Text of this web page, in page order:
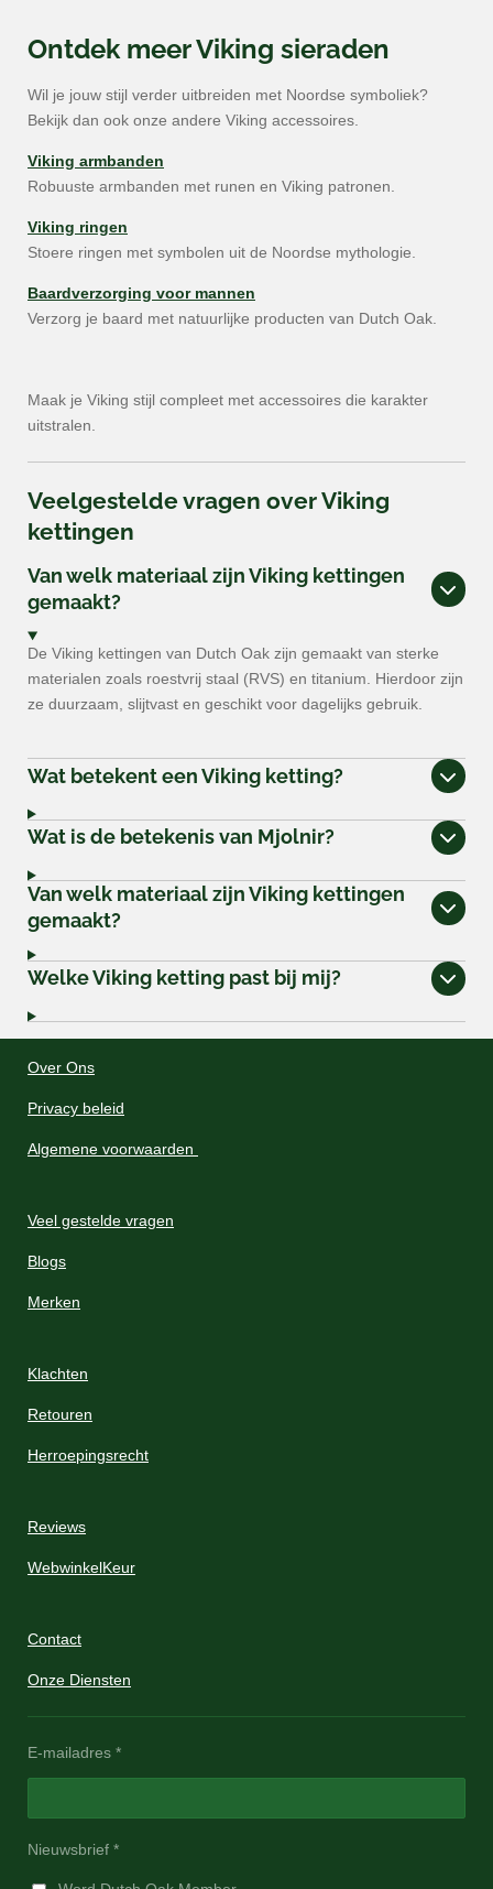
Ontdek meer Viking sieraden
Wil je jouw stijl verder uitbreiden met Noordse symboliek?
Bekijk dan ook onze andere Viking accessoires.
Viking armbanden
Robuuste armbanden met runen en Viking patronen.
Viking ringen
Stoere ringen met symbolen uit de Noordse mythologie.
Baardverzorging voor mannen
Verzorg je baard met natuurlijke producten van Dutch Oak.
Maak je Viking stijl compleet met accessoires die karakter
uitstralen.
Veelgestelde vragen over Viking
kettingen
Van welk materiaal zijn Viking kettingen
gemaakt?
De Viking kettingen van Dutch Oak zijn gemaakt van sterke
materialen zoals roestvrij staal (RVS) en titanium. Hierdoor zijn
ze duurzaam, slijtvast en geschikt voor dagelijks gebruik.
Wat betekent een Viking ketting?
Wat is de betekenis van Mjolnir?
Van welk materiaal zijn Viking kettingen
gemaakt?
Welke Viking ketting past bij mij?
Over Ons
Privacy beleid
Algemene voorwaarden
Veel gestelde vragen
Blogs
Merken
Klachten
Retouren
Herroepingsrecht
Reviews
WebwinkelKeur
Contact
Onze Diensten
E-mailadres *
Nieuwsbrief *